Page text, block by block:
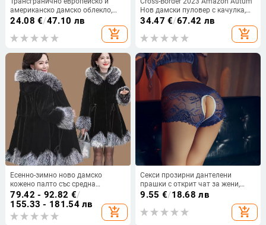
американско дамско облекло,
големи размери, нови топове с
леопардов принт и V-образно
деколте, къси ръкави
24.08 €/47.10 лв
add_shopping_cart
Нов дамски пуловер с качулка,
плюшено кадифе и дълъг ръкав, с
34.47 €/67.42 лв
add_shopping_cart
Есенно-зимно ново дамско
кожено палто със средна
дължина в корейски стил,
изкуствена лисича кожа и яка от
норка, удебелено палто, дамски
тоалет
79.42 - 92.82 €/
155.33 - 181.54 лв
add_shopping_cart
Секси прозирни дантелени
прашки с открит чат за жени,
голям размер
9.55 €/18.68 лв
add_shopping_cart